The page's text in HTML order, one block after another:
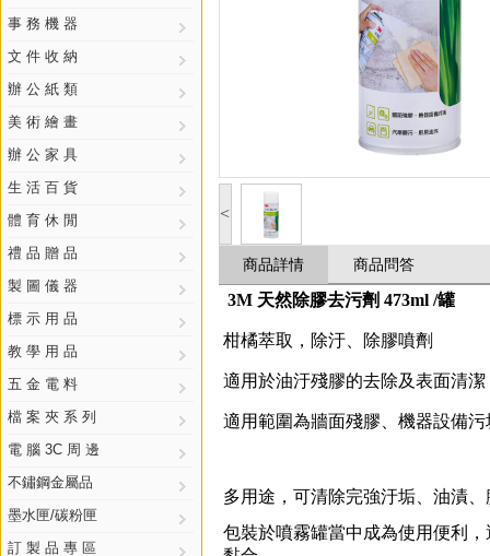
事 務 機 器
文 件 收 納
辦 公 紙 類
美 術 繪 畫
辦 公 家 具
生 活 百 貨
體 育 休 閒
禮 品 贈 品
製 圖 儀 器
標 示 用 品
教 學 用 品
五 金 電 料
檔 案 夾 系 列
電 腦 3C 周 邊
不鏽鋼金屬品
墨水匣/碳粉匣
訂 製 品 專 區
<
商品詳情 商品問答
3M 天然除膠去污劑 473ml /罐
柑橘萃取，除汙、除膠噴劑
適用於油汙殘膠的去除及表面清潔
適用範圍為牆面殘膠、機器設備
多用途，可清除完強汙垢、油漬
包裝於噴霧罐當中成為使用便利